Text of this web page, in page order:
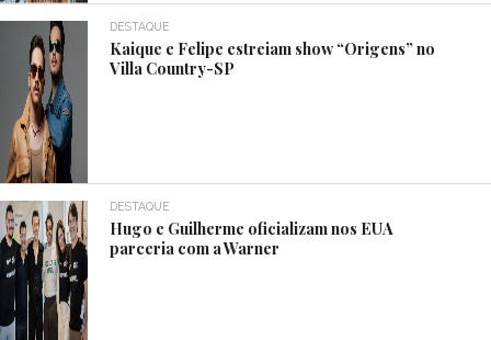
DESTAQUE
Kaique e Felipe estreiam show “Origens” no
Villa Country-SP
DESTAQUE
Hugo e Guilherme oficializam nos EUA
parceria com a Warner